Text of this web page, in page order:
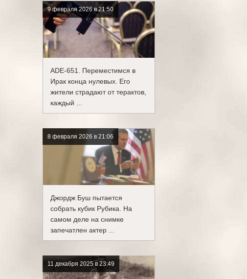
9 февраля 2026 в 21:50
ADE-651. Переместимся в
Ирак конца нулевых. Его
жители страдают от терактов,
каждый ...
8 февраля 2026 в 21:06
Джордж Буш пытается
собрать кубик Рубика. На
самом деле на снимке
запечатлен актер ...
11 декабря 2025 в 23:49